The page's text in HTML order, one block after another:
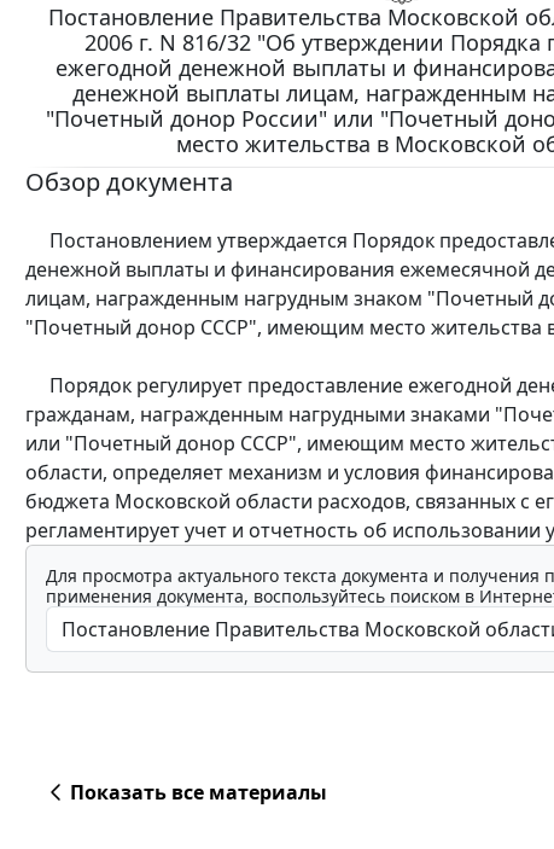
Постановление Правительства Московской
2006 г. N 816/32 "Об утверждении Порядка
ежегодной денежной выплаты и
денежной выплаты лицам, награжденным
"Почетный донор России" или "Почетный
место жительства в Московской
Обзор документа
Постановлением утверждается Порядок
денежной выплаты и финансирования ежемесячной
лицам, награжденным нагрудным знаком "Почетный
"Почетный донор СССР", имеющим место жительства
Порядок регулирует предоставление ежегодной
гражданам, награжденным нагрудными знаками
или "Почетный донор СССР", имеющим место
области, определяет механизм и условия
бюджета Московской области расходов, связанных с
регламентирует учет и отчетность об использовании
Для просмотра актуального текста документа и
применения документа, воспользуйтесь поиском в
Показать все материалы